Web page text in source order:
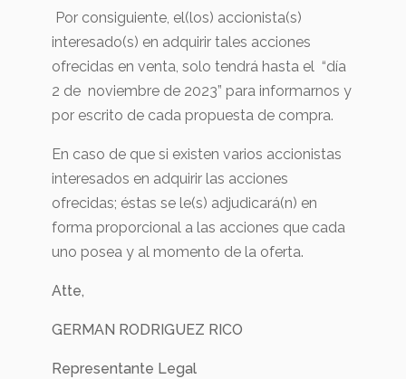
Por consiguiente, el(los) accionista(s)
interesado(s) en adquirir tales acciones
ofrecidas en venta, solo tendrá hasta el “día
2 de noviembre de 2023” para informarnos y
por escrito de cada propuesta de compra.
En caso de que si existen varios accionistas
interesados en adquirir las acciones
ofrecidas; éstas se le(s) adjudicará(n) en
forma proporcional a las acciones que cada
uno posea y al momento de la oferta.
Atte,
GERMAN RODRIGUEZ RICO
Representante Legal